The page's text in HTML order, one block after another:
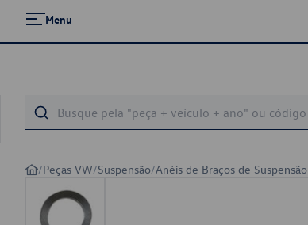
Menu
/Peças VW/Suspensão/Anéis de Braços de Suspensão